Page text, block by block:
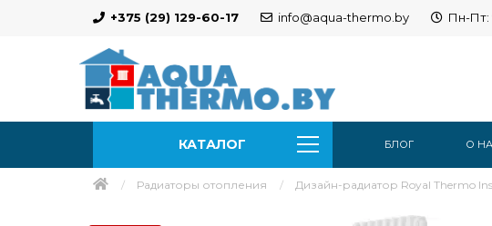
+375 (29) 129-60-17 info@aqua-thermo.by Пн-Пт:
КАТАЛОГ БЛОГ О
Радиаторы отопления Дизайн-радиатор Royal Thermo